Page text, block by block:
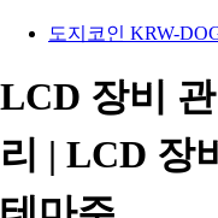
도지코인 KRW-
LCD 장비
리 | LCD 장